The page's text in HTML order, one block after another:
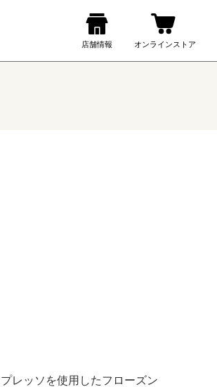
レッソを使用したフローズン